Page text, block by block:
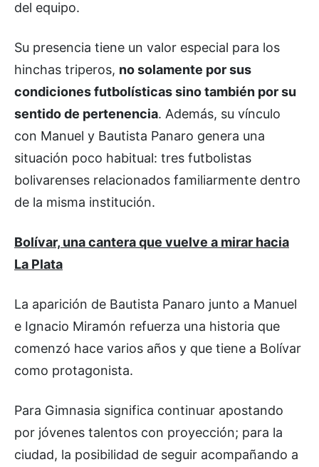
del equipo.
Su presencia tiene un valor especial para los
hinchas triperos, no solamente por sus
condiciones futbolísticas sino también por su
sentido de pertenencia. Además, su vínculo
con Manuel y Bautista Panaro genera una
situación poco habitual: tres futbolistas
bolivarenses relacionados familiarmente dentro
de la misma institución.
Bolívar, una cantera que vuelve a mirar hacia
La Plata
La aparición de Bautista Panaro junto a Manuel
e Ignacio Miramón refuerza una historia que
comenzó hace varios años y que tiene a Bolívar
como protagonista.
Para Gimnasia significa continuar apostando
por jóvenes talentos con proyección; para la
ciudad, la posibilidad de seguir acompañando a